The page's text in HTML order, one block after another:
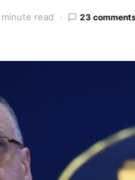
minute read 23